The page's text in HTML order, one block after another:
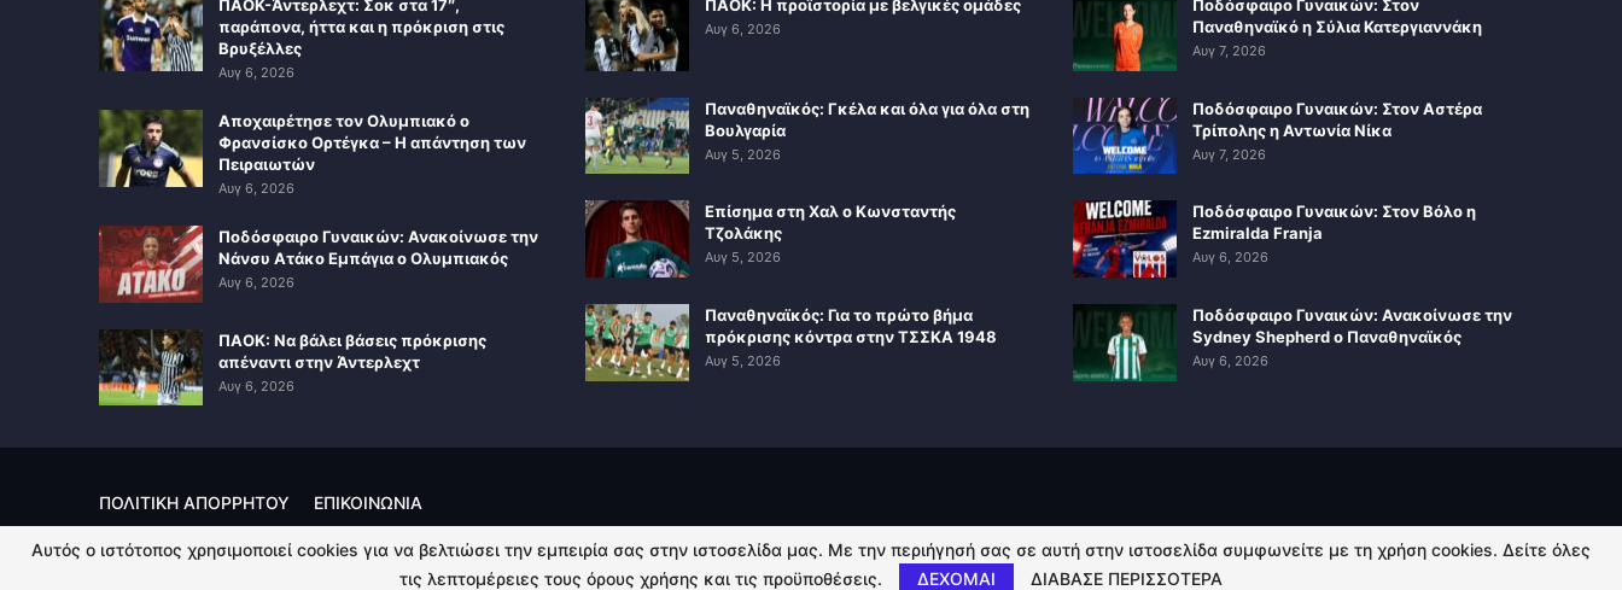
ΠΑΟΚ-Άντερλεχτ: Σοκ στα 17″,
παράπονα, ήττα και η πρόκριση στις
Βρυξέλλες
Αυγ 6, 2026
Αποχαιρέτησε τον Ολυμπιακό ο
Φρανσίσκο Ορτέγκα – Η απάντηση των
Πειραιωτών
Αυγ 6, 2026
Ποδόσφαιρο Γυναικών: Ανακοίνωσε την
Νάνσυ Ατάκο Εμπάγια ο Ολυμπιακός
Αυγ 6, 2026
ΠΑΟΚ: Να βάλει βάσεις πρόκρισης
απέναντι στην Άντερλεχτ
Αυγ 6, 2026
ΠΑΟΚ: Η προϊστορία με βελγικές ομάδες
Αυγ 6, 2026
Παναθηναϊκός: Γκέλα και όλα για όλα στη
Βουλγαρία
Αυγ 5, 2026
Επίσημα στη Χαλ ο Κωνσταντής
Τζολάκης
Αυγ 5, 2026
Παναθηναϊκός: Για το πρώτο βήμα
πρόκρισης κόντρα στην ΤΣΣΚΑ 1948
Αυγ 5, 2026
Ποδόσφαιρο Γυναικών: Στον
Παναθηναϊκό η Σύλια Κατεργιαννάκη
Αυγ 7, 2026
Ποδόσφαιρο Γυναικών: Στον Αστέρα
Τρίπολης η Αντωνία Νίκα
Αυγ 7, 2026
Ποδόσφαιρο Γυναικών: Στον Βόλο η
Ezmiralda Franja
Αυγ 6, 2026
Ποδόσφαιρο Γυναικών: Ανακοίνωσε την
Sydney Shepherd ο Παναθηναϊκός
Αυγ 6, 2026
ΠΟΛΙΤΙΚΗ ΑΠΟΡΡΗΤΟΥ ΕΠΙΚΟΙΝΩΝΙΑ
© 2026 - Kingsport.gr. All Rights Reserved.
Αυτός ο ιστότοπος χρησιμοποιεί cookies για να βελτιώσει την εμπειρία σας στην ιστοσελίδα μας. Με την περιήγησή σας σε αυτή στην ιστοσελίδα συμφωνείτε με τη χρήση cookies. Δείτε όλες
τις λεπτομέρειες τους όρους χρήσης και τις προϋποθέσεις.
ΔΕΧΟΜΑΙ ΔΙΑΒΑΣΕ ΠΕΡΙΣΣΟΤΕΡΑ